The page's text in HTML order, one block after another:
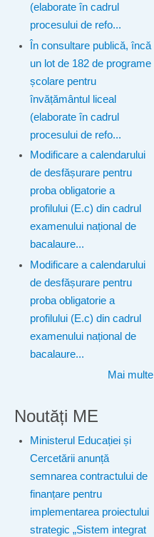
(elaborate în cadrul
procesului de refo...
În consultare publică, încă
un lot de 182 de programe
școlare pentru
învățământul liceal
(elaborate în cadrul
procesului de refo...
Modificare a calendarului
de desfășurare pentru
proba obligatorie a
profilului (E.c) din cadrul
examenului național de
bacalaure...
Modificare a calendarului
de desfășurare pentru
proba obligatorie a
profilului (E.c) din cadrul
examenului național de
bacalaure...
Mai multe
Noutăți ME
Ministerul Educației și
Cercetării anunță
semnarea contractului de
finanțare pentru
implementarea proiectului
strategic „Sistem integrat